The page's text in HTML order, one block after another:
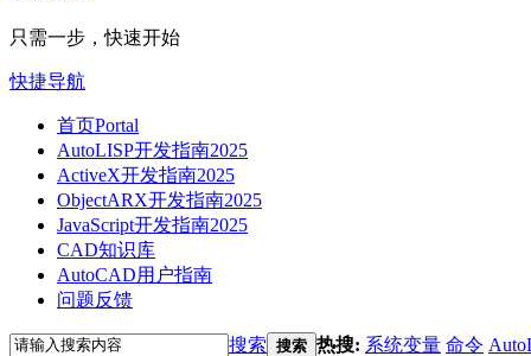
只需一步，快速开始
快捷导航
首页Portal
AutoLISP开发指南2025
ActiveX开发指南2025
ObjectARX开发指南2025
JavaScript开发指南2025
CAD知识库
AutoCAD用户指南
问题反馈
搜索 搜索 热搜: 系统变量 命令